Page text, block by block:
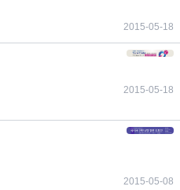
2015-05-18
2015-05-18
2015-05-08